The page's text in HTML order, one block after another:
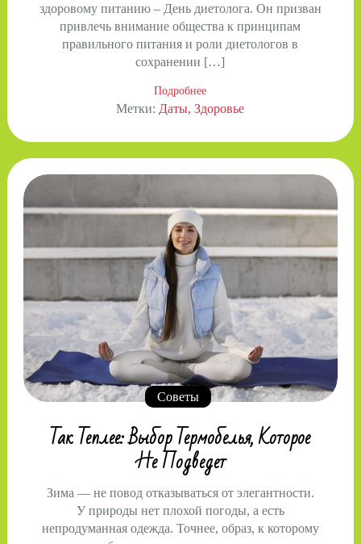
здоровому питанию – День диетолога. Он призван
привлечь внимание общества к принципам
правильного питания и роли диетологов в
сохранении […]
Подробнее
Метки: Даты Здоровье
Советы
Так Теплее: Выбор Термобелья, Которое
Не Подведет
Зима — не повод отказываться от элегантности.
У природы нет плохой погоды, а есть
непродуманная одежда. Точнее, образ, к которому